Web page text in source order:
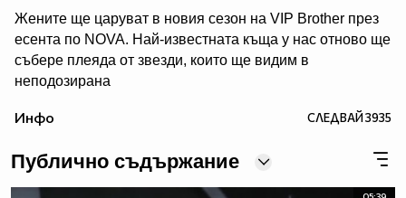
Жените ще царуват в новия сезон на VIP Brother през
есента по NOVA. Най-известната къща у нас отново ще
събере плеяда от звезди, които ще видим в
неподозирана
телевизията в България, се завръща в ефира през
цялата власт, но и цялата отговорност в ръцете на
дамите.
Инфо СЛЕДВАЙ3935
Публично съдържание